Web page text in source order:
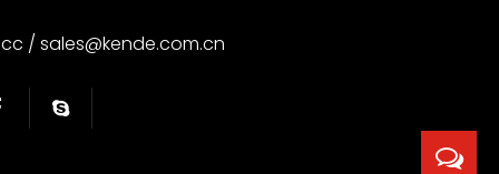
/ sales@kende.com.cn